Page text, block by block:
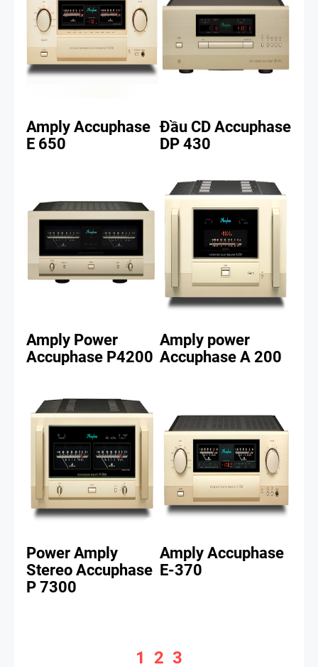
Amply Accuphase
E 650
Đầu CD Accuphase
DP 430
Amply Power
Accuphase P4200
Amply power
Accuphase A 200
Power Amply
Stereo Accuphase
P 7300
Amply Accuphase
E-370
1 2 3